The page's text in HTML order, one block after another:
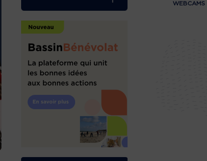
WEBCAMS